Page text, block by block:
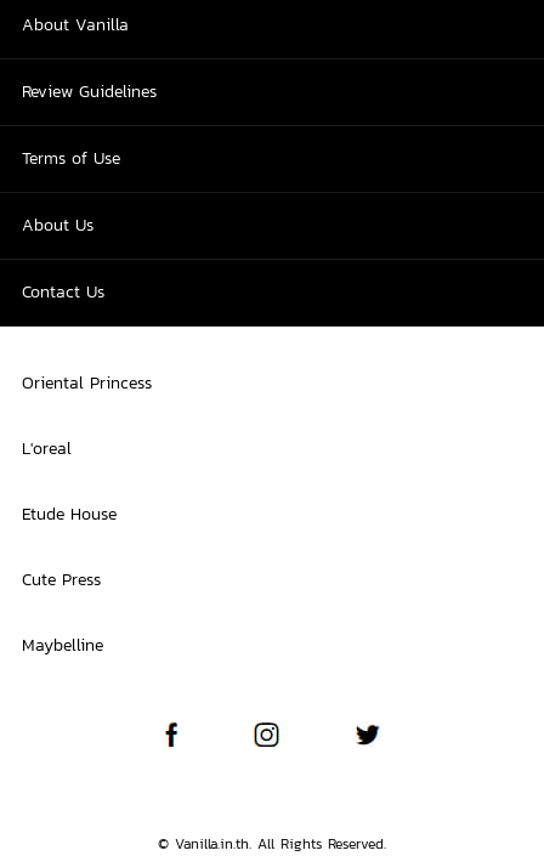
About Vanilla
Review Guidelines
Terms of Use
About Us
Contact Us
Oriental Princess
L'oreal
Etude House
Cute Press
Maybelline
© Vanilla.in.th. All Rights Reserved.